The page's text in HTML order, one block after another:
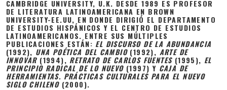
CAMBRIDGE UNIVERSITY, U.K. DESDE 1989 ES PROFESOR
DE LITERATURA LATINOAMERICANA EN BROWN
UNIVERSITY-EE.UU, EN DONDE DIRIGIÓ EL DEPARTAMENTO
DE ESTUDIOS HISPÁNICOS Y EL CENTRO DE ESTUDIOS
LATINOAMERICANOS. ENTRE SUS MÚLTIPLES
PUBLICACIONES ESTÁN: EL DISCURSO DE LA ABUNDANCIA
(1992), UNA POÉTICA DEL CAMBIO (1992), ARTE DE
INNOVAR(1994), RETRATO DE CARLOS FUENTES(1995), EL
PRINCIPIO RADICAL DE LO NUEVO(1997) Y CAJA DE
HERRAMIENTAS. PRÁCTICAS CULTURALES PARA EL NUEVO
SIGLO CHILENO(2000).